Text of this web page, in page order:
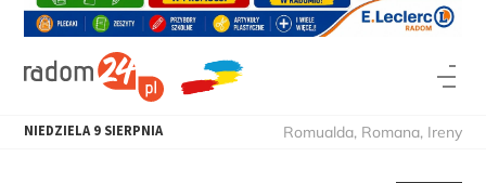
NIEDZIELA 9 SIERPNIA Romualda, Romana, Ireny